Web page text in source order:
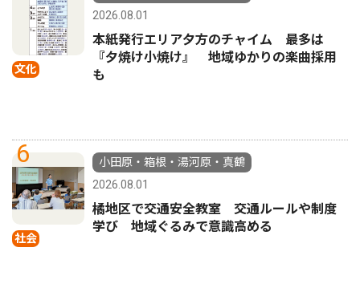
文化
2026.08.01
本紙発行エリア夕方のチャイム 最多は
『夕焼け小焼け』 地域ゆかりの楽曲採用
も
6
社会
小田原・箱根・湯河原・真鶴
2026.08.01
橘地区で交通安全教室 交通ルールや制度
学び 地域ぐるみで意識高める